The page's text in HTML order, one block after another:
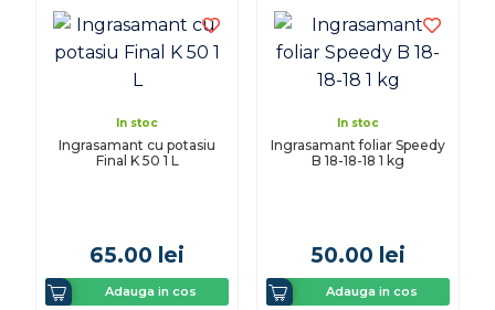
In stoc
Ingrasamant cu potasiu
Final K 50 1 L
65.00 lei
Adauga in cos
In stoc
Ingrasamant foliar Speedy
B 18-18-18 1 kg
50.00 lei
Adauga in cos